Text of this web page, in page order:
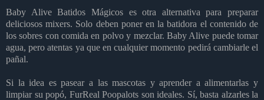
Baby Alive Batidos Mágicos es otra alternativa para preparar
deliciosos mixers. Solo deben poner en la batidora el contenido de
los sobres con comida en polvo y mezclar. Baby Alive puede tomar
agua, pero atentas ya que en cualquier momento pedirá cambiarle el
pañal.
Si la idea es pasear a las mascotas y aprender a alimentarlas y
limpiar su popó, FurReal Poopalots son ideales. Sí, basta alzarles la